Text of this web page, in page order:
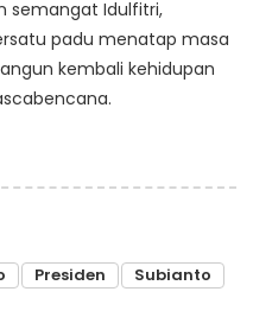
semangat Idulfitri,
padu menatap masa
kembali kehidupan
Presiden
Subianto